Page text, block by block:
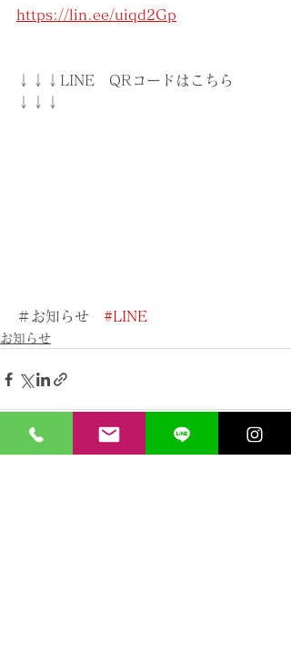
https://lin.ee/uiqd2Gp
↓↓↓LINE　QRコードはこちら
↓↓↓
＃お知らせ #LINE
お知らせ